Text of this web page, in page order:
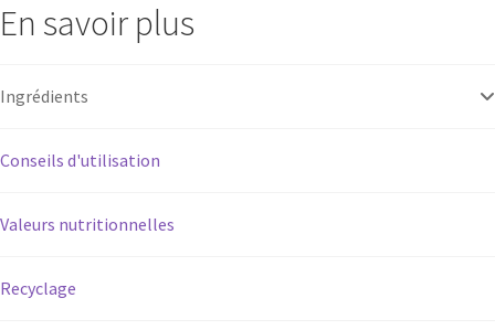
En savoir plus
Ingrédients
Conseils d'utilisation
Valeurs nutritionnelles
Recyclage